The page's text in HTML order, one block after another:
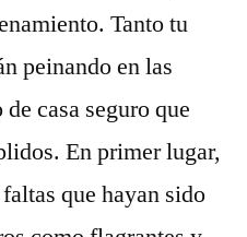
Tanto tu
peinando en las
casa seguro que
En primer lugar,
que hayan sido